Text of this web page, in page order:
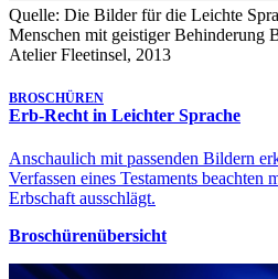
Quelle: Die Bilder für die Leichte
Menschen mit geistiger Behinderung
Atelier Fleetinsel, 2013
BROSCHÜREN
Erb-Recht in Leichter Sprache
Anschaulich mit passenden Bildern
Verfassen eines Testaments beachten
Erbschaft ausschlägt.
Broschürenübersicht